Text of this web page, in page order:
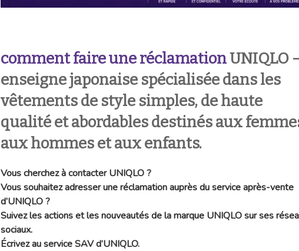
comment faire une réclamationUNIQLO
enseigne japonaise spécialisée dans les
vêtements de style simples, de haute
qualité et abordables destinés aux
aux hommes et aux enfants.
Vous cherchez à contacter UNIQLO ?
Vous souhaitez adresser une réclamation auprès du service après-vente
d’UNIQLO ?
Suivez les actions et les nouveautés de la marque UNIQLO sur ses
sociaux.
Écrivez au service SAV d’UNIQLO.